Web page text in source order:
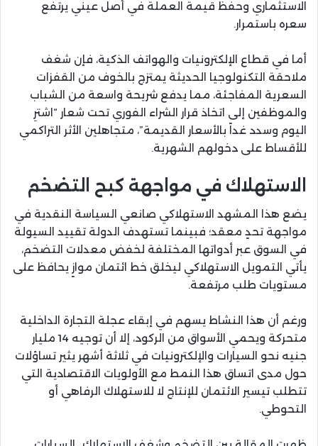
الاستثماري وحفظ قيمة العملة في أصل عيني يرتفع
سعره باستمرار.
أما في قطاع الإلكترونيات والهواتف الذكية، فإن شغف
ملاحقة التكنولوجيا الحديثة يمتزج بالخوف من القفزات
السعرية المفاجئة، مما يدفع شريحة واسعة من الشباب
والموظفين إلى اتخاذ قرار الشراء الفوري تحت شعار “اشترِ
اليوم وسدد غداً بالأسعار القديمة”، متجاهلين الأثر التراكمي
للأقساط على دخولهم الشهرية.
الاستهلاك في مواجهة كبح التضخم
يضع هذا المشهد الاستهلاكي صانعي السياسة النقدية في
مواجهة تحدٍ معقد؛ فبينما تستهدف الدولة تقييد السيولة
في السوق عبر أدواتها المختلفة لخفض معدلات التضخم،
يأتي التمويل الاستهلاكي ليخلق خط ائتمان موازٍ يحافظ على
مستويات طلب مرتفعة.
ورغم أن هذا النشاط يسهم في إبقاء عجلة التجارة الداخلية
متحركة ويحمي الأسواق من الركود، إلا أن توجيه 14 مليار
جنيه نحو السيارات والإلكترونيات في ثلاثة أشهر يثير تساؤلات
حول مدى اتساق هذا النمط مع الأولويات الاقتصادية التي
تتطلب تيسير الائتمان للإنتاج لا للاستهلاك الرفاهي أو
التحوطي.